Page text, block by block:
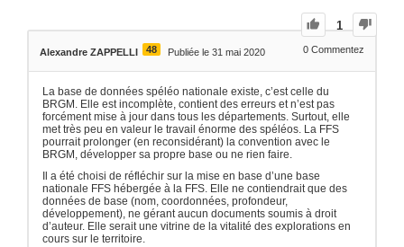
1
Alexandre ZAPPELLI 48 Publiée le 31 mai 2020 0 Commentez
La base de données spéléo nationale existe, c’est celle du
BRGM. Elle est incomplète, contient des erreurs et n’est pas
forcément mise à jour dans tous les départements. Surtout, elle
met très peu en valeur le travail énorme des spéléos. La FFS
pourrait prolonger (en reconsidérant) la convention avec le
BRGM, développer sa propre base ou ne rien faire.
Il a été choisi de réfléchir sur la mise en base d’une base
nationale FFS hébergée à la FFS. Elle ne contiendrait que des
données de base (nom, coordonnées, profondeur,
développement), ne gérant aucun documents soumis à droit
d’auteur. Elle serait une vitrine de la vitalité des explorations en
cours sur le territoire.